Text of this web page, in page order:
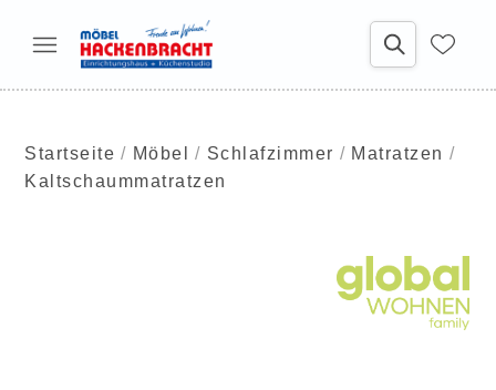
Startseite Möbel Schlafzimmer
Matratzen
Kaltschaummatratzen